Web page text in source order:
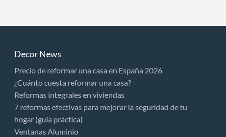
Decor News
Precio de reformar una casa en España 2026
¿Cuánto cuesta reformar una casa?
Reformas integrales en viviendas
7 reformas efectivas para mejorar la seguridad de tu
hogar (guía práctica)
Ventanas Aluminio